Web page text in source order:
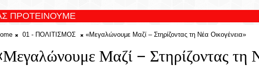
Ριζαρείου
ΠΡΟΤΕΙΝΟΥΜΕ
01 - ΠΟΛΙΤΙΣΜΟΣ «Μεγαλώνουμε Μαζί – Στηρίζοντας τη Νέα Οικογένεια»
Μαζί – Στηρίζοντας τη